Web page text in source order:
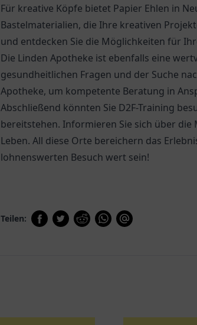
Für kreative Köpfe bietet Papier Ehlen in
Bastelmaterialien, die Ihre kreativen
und entdecken Sie die Möglichkeiten für
Die Linden Apotheke ist ebenfalls eine
gesundheitlichen Fragen und der Suche
Apotheke, um kompetente Beratung in
Abschließend könnten Sie D2F-Training
bereitstehen. Informieren Sie sich über die
Leben. All diese Orte bereichern das
lohnenswerten Besuch wert sein!
Teilen: